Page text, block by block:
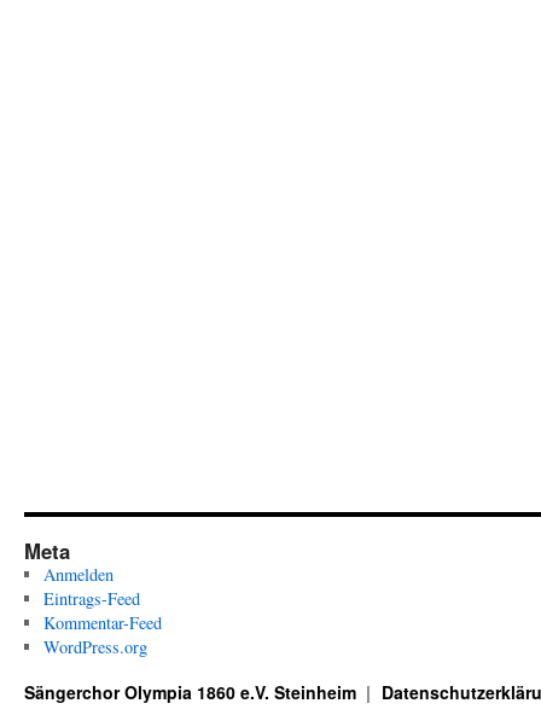
Meta
Anmelden
Eintrags-Feed
Kommentar-Feed
WordPress.org
Sängerchor Olympia 1860 e.V. Steinheim